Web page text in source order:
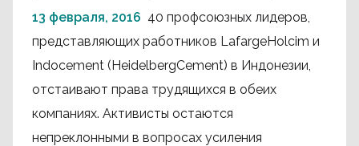
13 февраля, 2016 40 профсоюзных лидеров,
представляющих работников LafargeHolcim и
Indocement (HeidelbergCement) в Индонезии,
отстаивают права трудящихся в обеих
компаниях. Активисты остаются
непреклонными в вопросах усиления